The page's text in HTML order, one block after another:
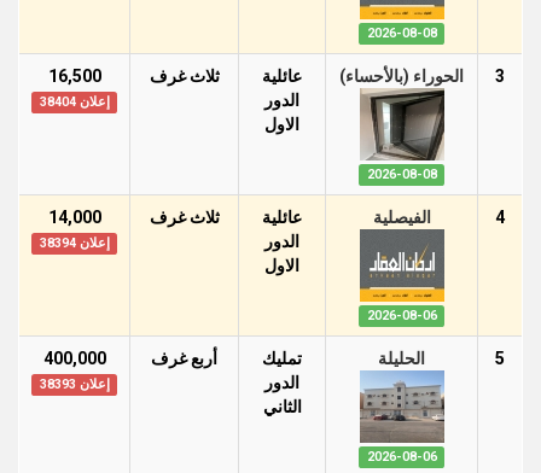
2026-08-08
3 الحوراء (بالأحساء)
2026-08-08
عائلية
الدور
اﻻول
ثلاث غرف 16,500
إعلان 38404
4 الفيصلية
2026-08-06
عائلية
الدور
اﻻول
ثلاث غرف 14,000
إعلان 38394
5 الحليلة
2026-08-06
تمليك
الدور
الثاني
أربع غرف 400,000
إعلان 38393